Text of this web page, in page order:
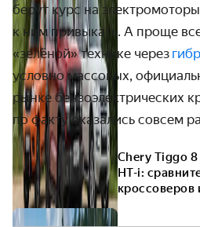
берут курс на
к ним привыкать. А проще
«зелёной» технике через
условно массовых,
рынке бензоэлектрических
по факту оказались совсем
Chery Tiggo
HT-i:
кроссоверов